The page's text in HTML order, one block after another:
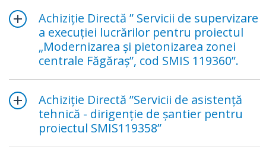
Achiziție Directă ” Servicii de supervizare
a execuției lucrărilor pentru proiectul
„Modernizarea și pietonizarea zonei
centrale Făgăraş”, cod SMIS 119360”.
Achiziție Directă ”Servicii de asistență
tehnică - dirigenție de șantier pentru
proiectul SMIS119358”